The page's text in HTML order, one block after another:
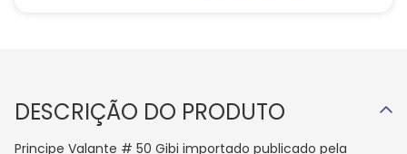
DESCRIÇÃO DO PRODUTO
Principe Valante # 50 Gibi importado publicado pela